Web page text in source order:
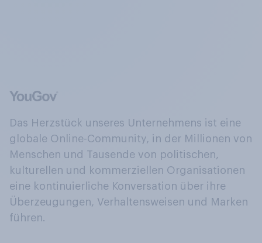
Das Herzstück unseres Unternehmens ist eine
globale Online-Community, in der Millionen von
Menschen und Tausende von politischen,
kulturellen und kommerziellen Organisationen
eine kontinuierliche Konversation über ihre
Überzeugungen, Verhaltensweisen und Marken
führen.